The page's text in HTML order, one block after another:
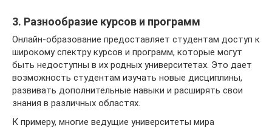
3. Разнообразие курсов и программ
Онлайн-образование предоставляет студентам доступ к
широкому спектру курсов и программ, которые могут
быть недоступны в их родных университетах. Это дает
возможность студентам изучать новые дисциплины,
развивать дополнительные навыки и расширять свои
знания в различных областях.
К примеру, многие ведущие университеты мира